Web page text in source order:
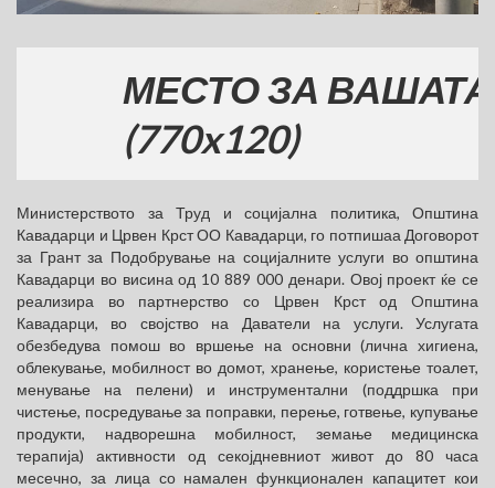
МЕСТО ЗА ВАШАТА
(770x120)
Министерството за Труд и социјална политика, Општина
Кавадарци и Црвен Крст ОО Кавадарци, го потпишаа Договорот
за Грант за Подобрување на социјалните услуги во општина
Кавадарци во висина од 10 889 000 денари. Овој проект ќе се
реализира во партнерство со Црвен Крст од Oпштина
Кавадарци, во својство на Даватели на услуги. Услугата
обезбедува помош во вршење на основни (лична хигиена,
облекување, мобилност во домот, хранење, користење тоалет,
менување на пелени) и инструментални (поддршка при
чистење, посредување за поправки, перење, готвење, купување
продукти, надворешна мобилност, земање медицинска
терапија) активности од секојдневниот живот до 80 часа
месечно, за лица со намален функционален капацитет кои